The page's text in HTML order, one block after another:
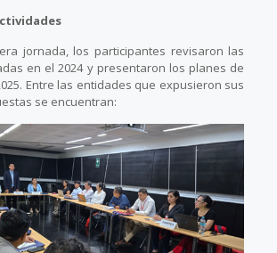
jornada, los participantes revisaron las
en el 2024 y presentaron los planes de
Entre las entidades que expusieron sus
se encuentran: